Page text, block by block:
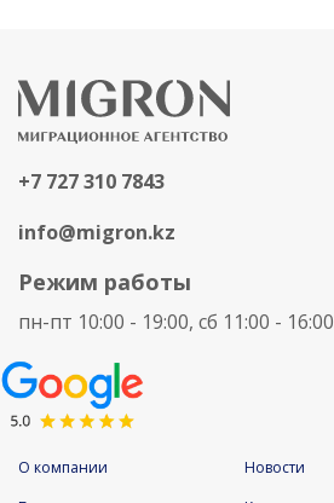
+7 727 310 7843
info@migron.kz
Режим работы
пн-пт 10:00 - 19:00, сб 11:00 - 16:00
О компании
Новости